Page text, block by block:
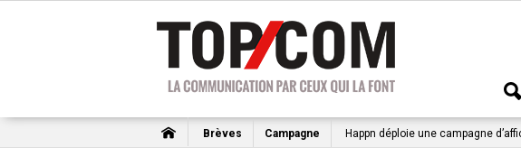
Brèves Campagne Happn déploie une campagne